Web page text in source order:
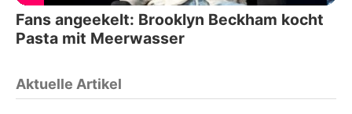
Fans angeekelt: Brooklyn Beckham kocht
Pasta mit Meerwasser
Aktuelle Artikel